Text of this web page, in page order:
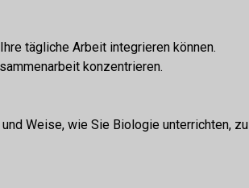
tägliche Arbeit integrieren können.
konzentrieren.
Weise, wie Sie Biologie unterrichten, zu